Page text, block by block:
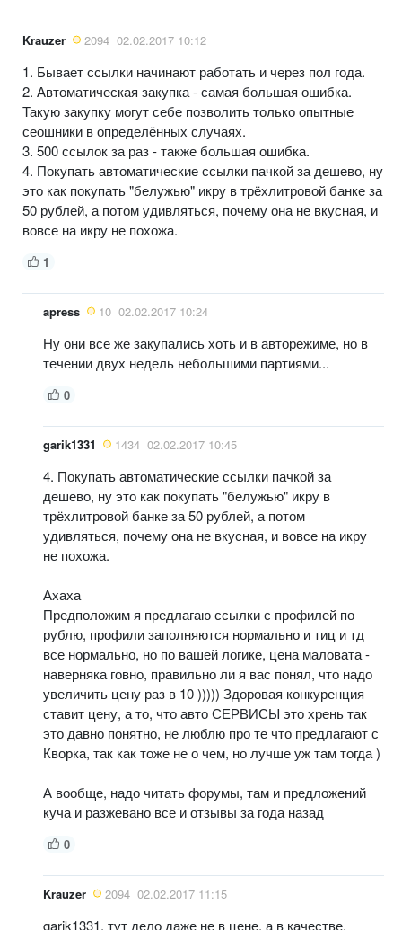
Krauzer 2094 02.02.2017 10:12
1. Бывает ссылки начинают работать и через пол года.
2. Автоматическая закупка - самая большая ошибка.
Такую закупку могут себе позволить только опытные
сеошники в определённых случаях.
3. 500 ссылок за раз - также большая ошибка.
4. Покупать автоматические ссылки пачкой за дешево, ну
это как покупать "белужью" икру в трёхлитровой банке за
50 рублей, а потом удивляться, почему она не вкусная, и
вовсе на икру не похожа.
1
apress 10 02.02.2017 10:24
Ну они все же закупались хоть и в авторежиме, но в
течении двух недель небольшими партиями...
0
garik1331 1434 02.02.2017 10:45
4. Покупать автоматические ссылки пачкой за
дешево, ну это как покупать "белужью" икру в
трёхлитровой банке за 50 рублей, а потом
удивляться, почему она не вкусная, и вовсе на икру
не похожа.
Ахаха
Предположим я предлагаю ссылки с профилей по
рублю, профили заполняются нормально и тиц и тд
все нормально, но по вашей логике, цена маловата -
наверняка говно, правильно ли я вас понял, что надо
увеличить цену раз в 10 ))))) Здоровая конкуренция
ставит цену, а то, что авто СЕРВИСЫ это хрень так
это давно понятно, не люблю про те что предлагают с
Кворка, так как тоже не о чем, но лучше уж там тогда )
А вообще, надо читать форумы, там и предложений
куча и разжевано все и отзывы за года назад
0
Krauzer 2094 02.02.2017 11:15
garik1331, тут дело даже не в цене, а в качестве.